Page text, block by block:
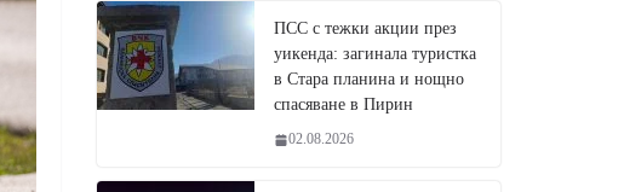
ПСС с тежки акции през
уикенда: загинала туристка
в Стара планина и нощно
спасяване в Пирин
02.08.2026